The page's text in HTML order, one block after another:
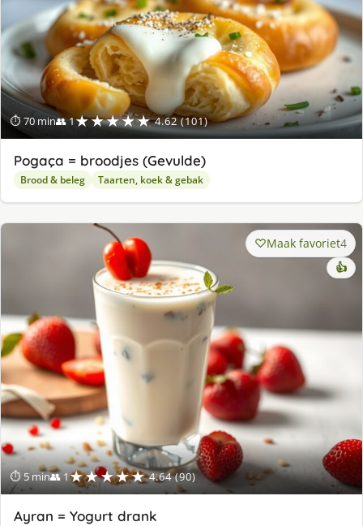
⏱ 70 min👥 1★★★★★ 4.62 (101)
Pogaça = broodjes (Gevulde)
Brood & beleg Taarten, koek & gebak
⏱ 5 min👥 1★★★★★ 4.64 (90)
Maak favoriet4
👍
Ayran = Yogurt drank